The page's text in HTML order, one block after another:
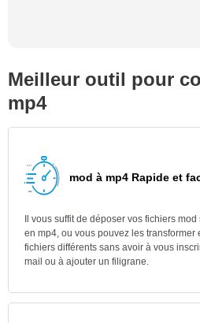
Meilleur outil pour
mp4
mod à mp4 Rapide et
Il vous suffit de déposer vos fichiers
en mp4, ou vous pouvez les transformer
fichiers différents sans avoir à vous
mail ou à ajouter un filigrane.